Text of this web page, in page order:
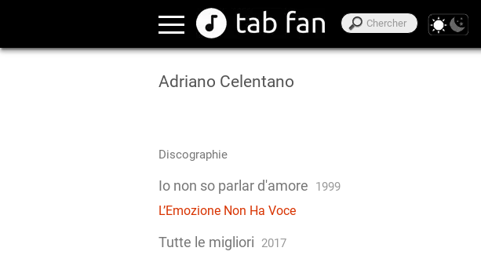
Adriano Celentano
Discographie
Io non so parlar d'amore 1999
L’Emozione Non Ha Voce
Tutte le migliori 2017